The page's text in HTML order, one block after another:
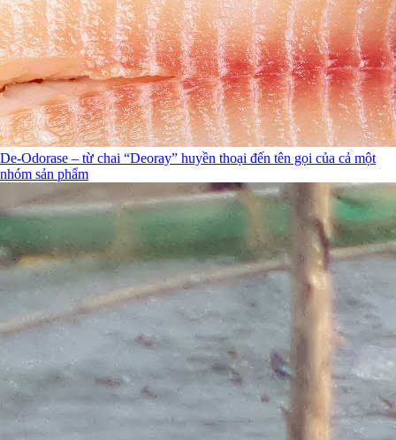
De-Odorase – từ chai “Deoray” huyền thoại đến tên gọi của cả một
nhóm sản phẩm